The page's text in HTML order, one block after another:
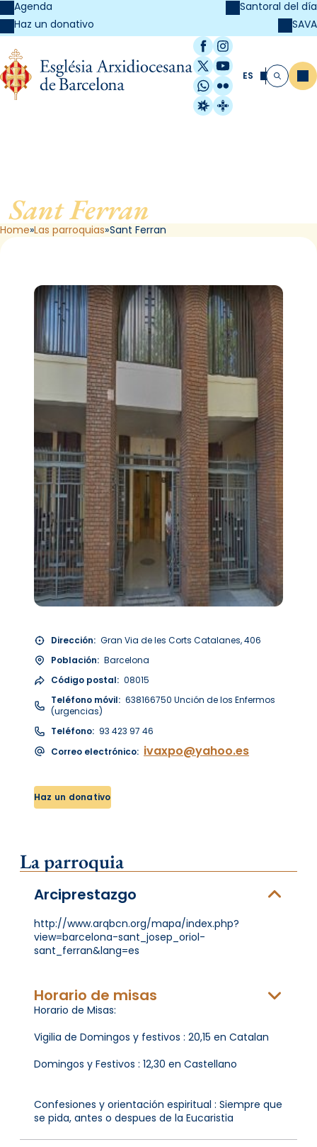
Agenda
Haz un donativo
Santoral del día
SAVA
Facebook
Instagram
X / Twitter
YouTube
WhatsApp
Flickr
Radio Estel
Catalunya
ES Buscar
Sant Ferran
Home Las parroquias Sant Ferran
Dirección: Gran Via de les Corts Catalanes, 406
Población: Barcelona
Código postal: 08015
Teléfono móvil: 638166750 Unción de los Enfermos
(urgencias)
Teléfono: 93 423 97 46
Correo electrónico: ivaxpo@yahoo.es
Haz un donativo
La parroquia
Arciprestazgo
http://www.arqbcn.org/mapa/index.php?
view=barcelona-sant_josep_oriol-
sant_ferran&lang=es
Horario de misas
Horario de Misas:
Vigilia de Domingos y festivos : 20,15 en Catalan
Domingos y Festivos : 12,30 en Castellano
Confesiones y orientación espiritual : Siempre que
se pida, antes o despues de la Eucaristia